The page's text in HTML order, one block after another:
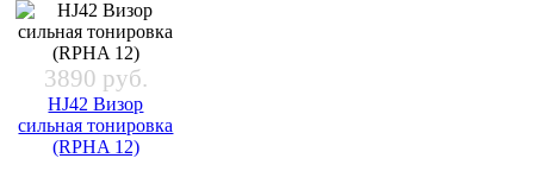
3890 руб.
HJ42 Визор
сильная тонировка
(RPHA 12)